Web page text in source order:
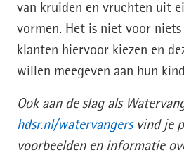
van kruiden en vruchten uit
vormen. Het is niet voor
klanten hiervoor kiezen en
willen meegeven aan hun
Ook aan de slag als
hdsr.nl/watervangersvind je
voorbeelden en informatie